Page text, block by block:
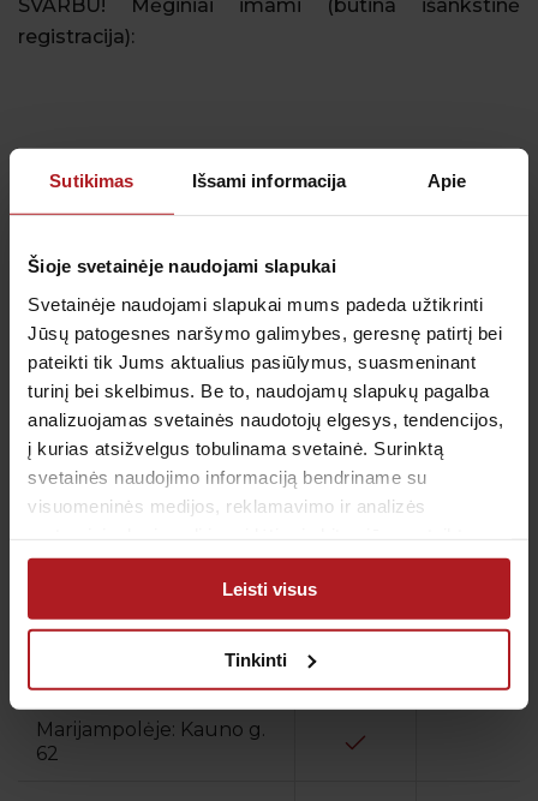
Sutikimas Išsami informacija Apie
Šioje svetainėje naudojami slapukai
Svetainėje naudojami slapukai mums padeda užtikrinti
Jūsų patogesnes naršymo galimybes, geresnę patirtį bei
pateikti tik Jums aktualius pasiūlymus, suasmeninant
turinį bei skelbimus. Be to, naudojamų slapukų pagalba
analizuojamas svetainės naudotojų elgesys, tendencijos,
į kurias atsižvelgus tobulinama svetainė. Surinktą
svetainės naudojimo informaciją bendriname su
visuomeninės medijos, reklamavimo ir analizės
arba naudojant paslaugas surinktos informacijos.
Leisti visus
Tinkinti
SVARBU! Mėginiai imami (būtina išankstinė
registracija):
Vilniuje: Kareivių g. 9;
65A; Antakalnio g. 45,
Lvivo g. 37
Kaune: Birželio 23-iosios
g. 4; Karaliaus Mindaugo
pr. 38; Savanorių pr. 97
Klaipėdoje: Priestočio g.
16, Taikos pr. 141A (PC
BIG-2); Pajūrio g.
Panevėžyje: Klaipėdos g.
Marijampolėje: Kauno g.
62